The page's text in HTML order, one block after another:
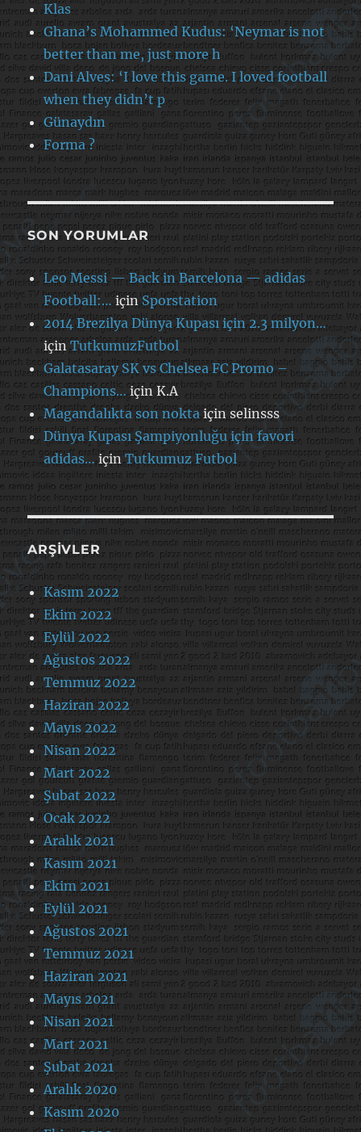
Klas
Ghana’s Mohammed Kudus: ‘Neymar is not
better than me, just more h
Dani Alves: ‘I love this game. I loved football
when they didn’t p
Günaydın
Forma ?
SON YORUMLAR
Leo Messi — Back in Barcelona — adidas
Football:…içinSporstation
2014 Brezilya Dünya Kupası için 2.3 milyon…
içinTutkumuzFutbol
Galatasaray SK vs Chelsea FC Promo –
Champions…içinK.A
Magandalıkta son noktaiçinselinsss
Dünya Kupası Şampiyonluğu için favori
adidas…içinTutkumuz Futbol
ARŞIVLER
Kasım 2022
Ekim 2022
Eylül 2022
Ağustos 2022
Temmuz 2022
Haziran 2022
Mayıs 2022
Nisan 2022
Mart 2022
Şubat 2022
Ocak 2022
Aralık 2021
Kasım 2021
Ekim 2021
Eylül 2021
Ağustos 2021
Temmuz 2021
Haziran 2021
Mayıs 2021
Nisan 2021
Mart 2021
Şubat 2021
Aralık 2020
Kasım 2020